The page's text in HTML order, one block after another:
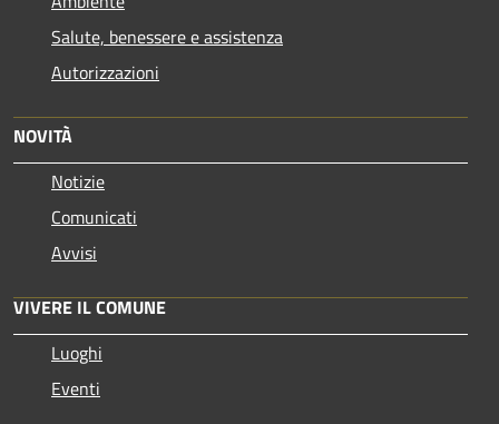
Salute, benessere e assistenza
Autorizzazioni
NOVITÀ
Notizie
Comunicati
Avvisi
VIVERE IL COMUNE
Luoghi
Eventi